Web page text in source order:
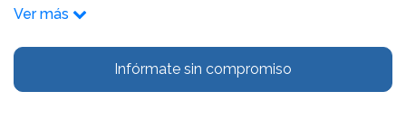
Ver más
Infórmate sin compromiso